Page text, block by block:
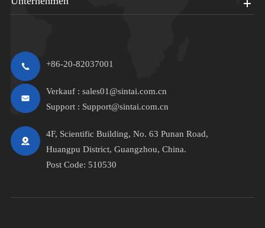
+86-20-82037001
Verkauf : sales01@sintai.com.cn
Support : Support@sintai.com.cn
4F, Scientific Building, No. 63 Punan Road,
Huangpu District, Guangzhou, China.
Post Code: 510530